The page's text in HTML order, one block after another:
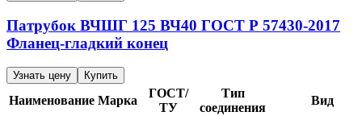
Патрубок ВЧШГ 125 ВЧ40 ГОСТ Р 57430-2017
Фланец-гладкий конец
Узнать цену Купить
Наименование Марка
ГОСТ/
ТУ
Тип
соединения
Вид